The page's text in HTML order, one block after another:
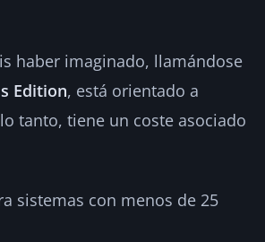
haber imaginado, llamándose
Edition, está orientado a
tanto, tiene un coste asociado
sistemas con menos de 25